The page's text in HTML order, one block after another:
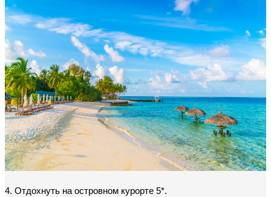
4. Отдохнуть на островном курорте 5*.